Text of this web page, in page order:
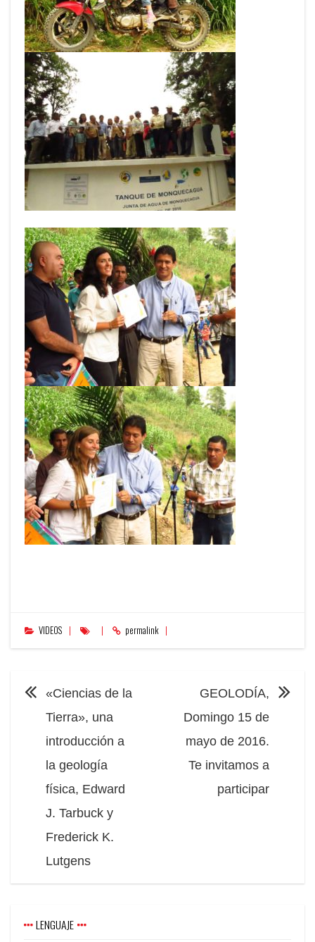
VIDEOS permalink
«Ciencias de la
Tierra», una
introducción a
la geología
física, Edward
J. Tarbuck y
Frederick K.
Lutgens
GEOLODÍA,
Domingo 15 de
mayo de 2016.
Te invitamos a
participar
LENGUAJE